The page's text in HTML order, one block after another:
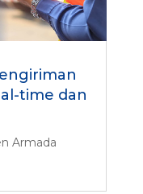
time dan
Armada